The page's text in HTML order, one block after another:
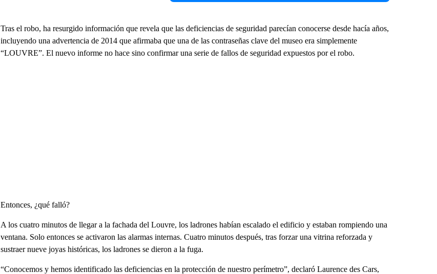
Tras el robo, ha resurgido información que revela que las deficiencias de seguridad parecían conocerse desde hacía años,
incluyendo una advertencia de 2014 que afirmaba que una de las contraseñas clave del museo era simplemente
“LOUVRE”. El nuevo informe no hace sino confirmar una serie de fallos de seguridad expuestos por el robo.
Entonces, ¿qué falló?
A los cuatro minutos de llegar a la fachada del Louvre, los ladrones habían escalado el edificio y estaban rompiendo una
ventana. Solo entonces se activaron las alarmas internas. Cuatro minutos después, tras forzar una vitrina reforzada y
sustraer nueve joyas históricas, los ladrones se dieron a la fuga.
“Conocemos y hemos identificado las deficiencias en la protección de nuestro perímetro”, declaró Laurence des Cars,